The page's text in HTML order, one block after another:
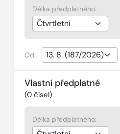
Délka předplatného:
Od:
Vlastní předplatné
(0čísel)
Délka předplatného: